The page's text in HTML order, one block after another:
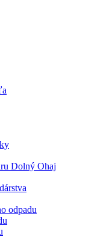
Dolný Ohaj
odpadu